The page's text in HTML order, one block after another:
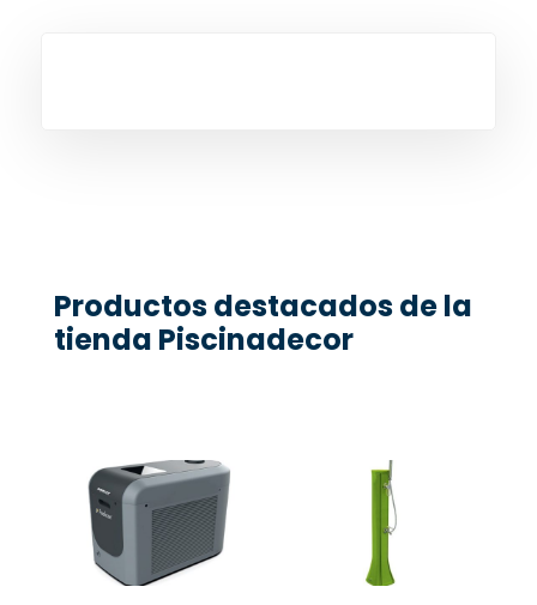
Productos destacados de la
tienda Piscinadecor